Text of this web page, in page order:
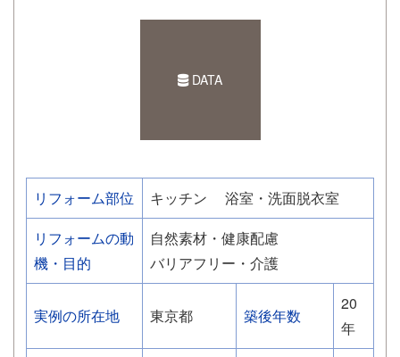
DATA
リフォーム部位 キッチン
浴室・洗面脱衣室
リフォームの動
機・目的
自然素材・健康配慮
バリアフリー・介護
実例の所在地 東京都 築後年数
20
年